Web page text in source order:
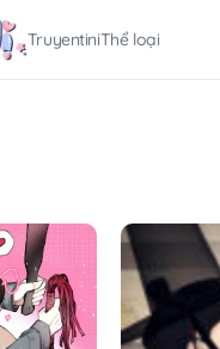
TruyentiniThể loại